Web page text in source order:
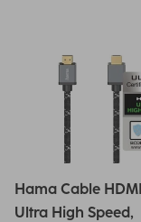
Hama Cable
Ultra High Speed,